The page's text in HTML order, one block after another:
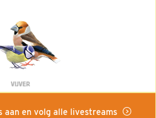
VIJVER
aan en volg alle livestreams